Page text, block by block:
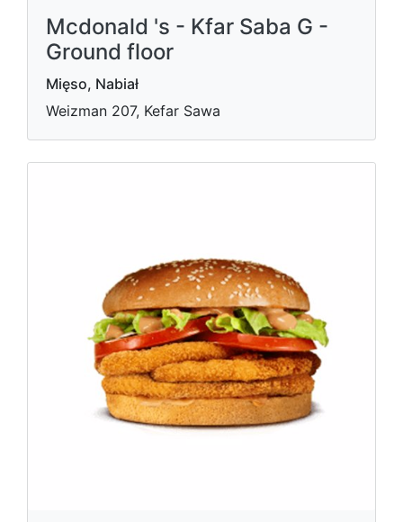
Mcdonald 's - Kfar Saba G -
Ground floor
Mięso, Nabiał
Weizman 207, Kefar Sawa